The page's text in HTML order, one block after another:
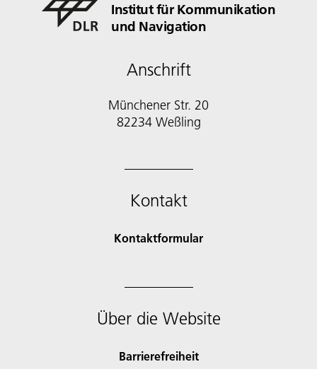
Institut für Kommunikation
und Navigation
Anschrift
Münchener Str. 20
82234 Weßling
Kontakt
Kontaktformular
Über die Website
Barrierefreiheit